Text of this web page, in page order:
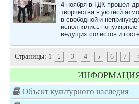
4 ноября в ГДК прошел
творчества в уютной
в свободной и
исполнялись
ведущих солистов и
Страницы: 1 2 3 4 5 6 7
Объект культурного наследия